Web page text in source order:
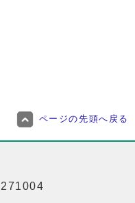
ページの先頭へ戻る